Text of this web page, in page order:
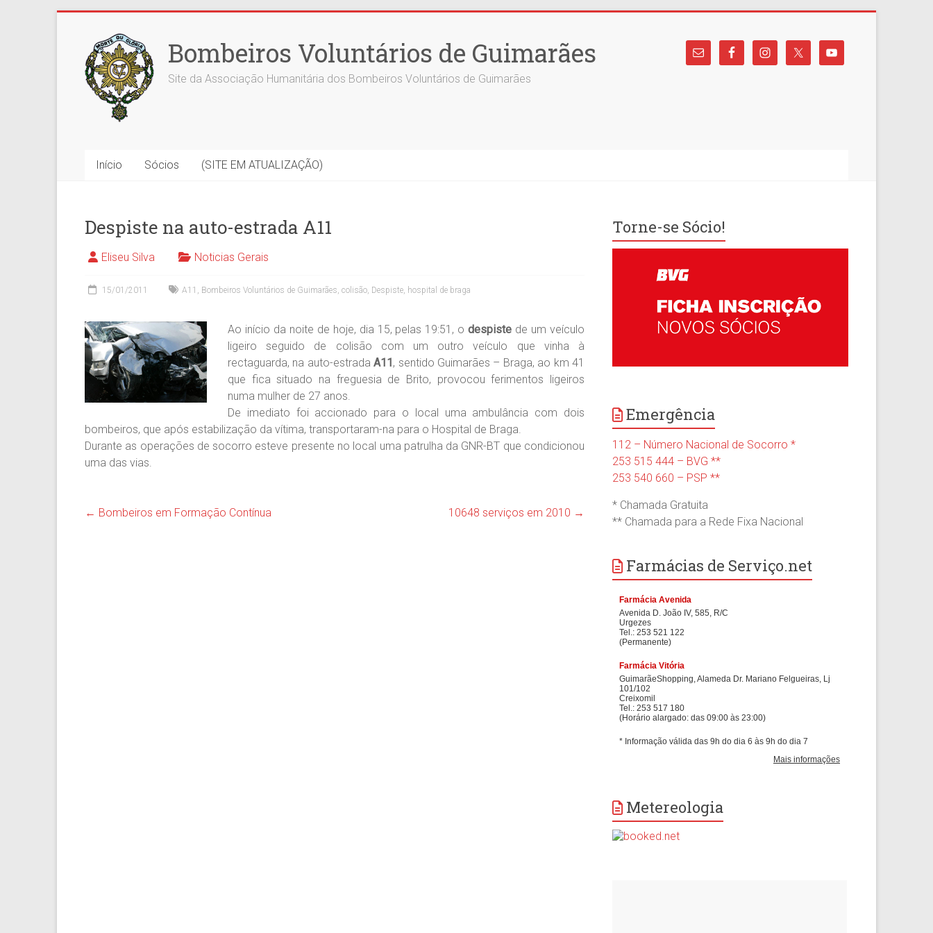
content
Bombeiros Voluntários de Guimarães
Site da Associação Humanitária dos Bombeiros Voluntários de Guimarães
Início Sócios (SITE EM ATUALIZAÇÃO)
Despiste na auto-estrada A11
Eliseu Silva Noticias Gerais
15/01/2011 A11 , Bombeiros Voluntários de Guimarães, colisão, Despiste, hospital de braga
Ao início da noite de hoje, dia 15, pelas 19:51, odespiste de um veículo
ligeiro seguido de colisão com um outro veículo que vinha à
rectaguarda, na auto-estradaA11, sentido Guimarães – Braga, ao km 41
que fica situado na freguesia de Brito, provocou ferimentos ligeiros
numa mulher de 27 anos.
De imediato foi accionado para o local uma ambulância com dois
bombeiros, que após estabilização da vítima, transportaram-na para o Hospital de Braga.
Durante as operações de socorro esteve presente no local uma patrulha da GNR-BT que condicionou
uma das vias.
← Bombeiros em Formação Contínua 10648 serviços em 2010 →
Torne-se Sócio!
Emergência
112 – Número Nacional de Socorro *
253 515 444 – BVG **
253 540 660 – PSP **
* Chamada Gratuita
** Chamada para a Rede Fixa Nacional
Farmácias de Serviço.net
Metereologia